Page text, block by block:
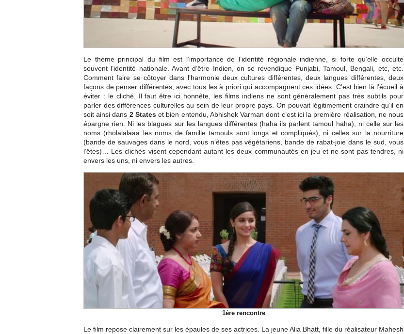
Le thème principal du film est l’importance de l’identité régionale indienne, si forte qu’elle occulte
souvent l’identité nationale. Avant d’être Indien, on se revendique Punjabi, Tamoul, Bengali, etc, etc.
Comment faire se côtoyer dans l’harmonie deux cultures différentes, deux langues différentes, deux
façons de penser différentes, avec tous les à priori qui accompagnent ces idées. C’est bien là l’écueil à
éviter : le cliché. Il faut être ici honnête, les films indiens ne sont généralement pas très subtils pour
parler des différences culturelles au sein de leur propre pays. On pouvait légitimement craindre qu’il en
soit ainsi dans 2 Stateset bien entendu, Abhishek Varman dont c’est ici la première réalisation, ne nous
épargne rien. Ni les blagues sur les langues différentes (haha ils parlent tamoul haha), ni celle sur les
noms (rholalalaaa les noms de famille tamouls sont longs et compliqués), ni celles sur la nourriture
(bande de sauvages dans le nord, vous n’êtes pas végétariens, bande de rabat-joie dans le sud, vous
l’êtes)… Les clichés visent cependant autant les deux communautés en jeu et ne sont pas tendres, ni
envers les uns, ni envers les autres.
1ère rencontre
Le film repose clairement sur les épaules de ses actrices. La jeune Alia Bhatt, fille du réalisateur Mahesh